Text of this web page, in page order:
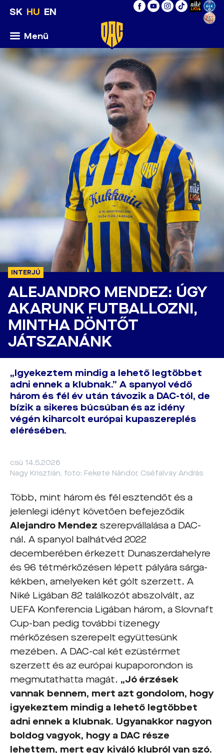
SK HU EN
Menü
INTERJÚ
ALEJANDRO MENDEZ: ÚGY
AKARUNK FUTBALLOZNI,
MINTHA DÖNTŐT
JÁTSZANÁNK
„Igyekeztem mindig a lehető legtöbbet
adni ennek a klubnak.” A spanyol védő
három és fél év után távozik a DAC-tól, de
bízik a sikeres búcsúban és az idény
végén kiharcolt európai kupaszereplés
elérésében.
csü 14.5.2026
Nagy Krisztián, foto: Fekete Nándor, Cséfalvay András
Több, mint három és fél esztendőt és a
jelenlegi idényt követően befejeződik
Alejandro Mendez szerepvállalása a DAC-
nál. A spanyol balhátvéd 2022
decemberében érkezett Dunaszerdahelyre
és 96 tétmérkőzésen lépett pályára sárga-
kékben, amelyeken két gólt szerzett. A
Niké Ligában 82 találkozót abszolvált, az
UEFA Konferencia Ligában három, a Slovnaft
Cup-ban pedig további tizenegy
mérkőzésen szerepelt együttesünk
mezében. A DAC-cal két ezüstérmet
szerzett és az európai kupaporondon is
megmutathatta magát. „Jó érzések
vannak bennem, mert azt gondolom, hogy
igyekeztem mindig a lehető legtöbbet
adni ennek a klubnak. Ugyanakkor nagyon
boldog vagyok, hogy a DAC része
lehettem, mert egy kiváló klubról van szó.